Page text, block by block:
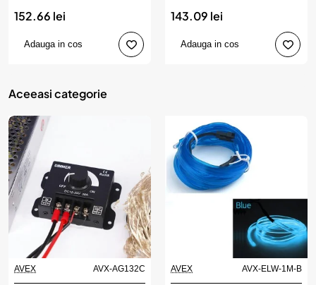
152.66 lei
Adauga in cos
143.09 lei
Adauga in cos
Aceeasi categorie
AVEX AVX-AG132C AVEX AVX-ELW-1M-B